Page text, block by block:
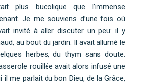
plus bucolique que l’immense
Je me souviens d’une fois où
invité à aller discuter un peu: il y
au bout du jardin. Il avait allumé le
herbes, du thym sans doute.
rouillée avait alors infusé une
il me parlait du bon Dieu, de la Grâce,